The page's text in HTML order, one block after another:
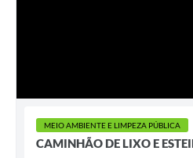
MEIO AMBIENTE E LIMPEZA PÚBLICA
CAMINHÃO DE LIXO E